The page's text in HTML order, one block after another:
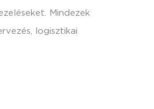
Mindezek
logisztikai